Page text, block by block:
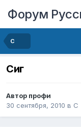
Форум
С
Сиг
Автор профи
30 сентября, 2010 в С